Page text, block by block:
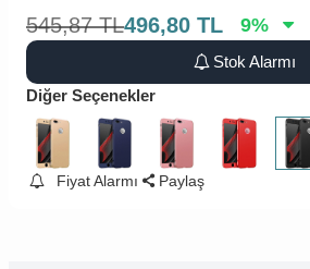
545,87 TL496,80 TL 9%
Stok Alarmı
Diğer Seçenekler
Fiyat Alarmı Paylaş